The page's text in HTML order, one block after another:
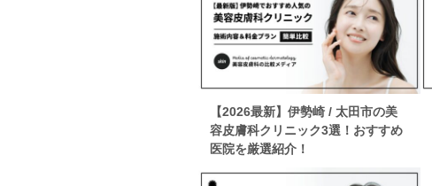
【2026最新】伊勢崎 / 太田市の美
容皮膚科クリニック3選！おすすめ
医院を厳選紹介！